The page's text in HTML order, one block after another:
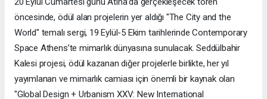
öncesinde, ödül alan projelerin yer aldığı "The City and the
World" temalı sergi, 19 Eylül-5 Ekim tarihlerinde Contemporary
Space Athens’te mimarlık dünyasına sunulacak. Seddülbahir
Kalesi projesi, ödül kazanan diğer projelerle birlikte, her yıl
yayımlanan ve mimarlık camiası için önemli bir kaynak olan
"Global Design + Urbanism XXV: New International